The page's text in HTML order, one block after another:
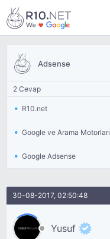
Adsense
2 Cevap
R10.net
Google ve Arama Motorları
Google Adsense
30-08-2017, 02:50:48
Yusuf